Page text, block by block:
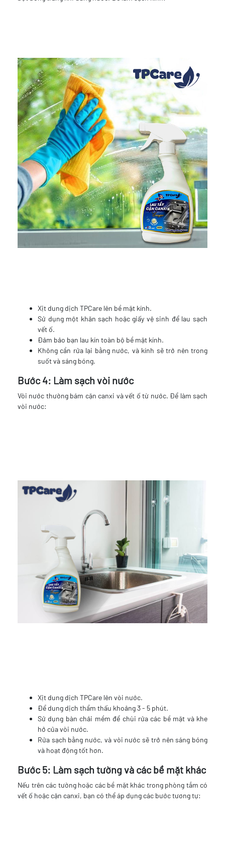
Xịt dung dịch TPCare lên bề mặt kính.
Sử dụng một khăn sạch hoặc giấy vệ sinh để lau sạch
vết ố.
Đảm bảo bạn lau kín toàn bộ bề mặt kính.
Không cần rửa lại bằng nước, và kính sẽ trở nên trong
suốt và sáng bóng.
Bước 4: Làm sạch vòi nước
Vòi nước thường bám cặn canxi và vết ố từ nước. Để làm sạch
vòi nước:
Xịt dung dịch TPCare lên vòi nước.
Để dung dịch thẩm thấu khoảng 3 - 5 phút.
Sử dụng bàn chải mềm để chùi rửa các bề mặt và khe
hở của vòi nước.
Rửa sạch bằng nước, và vòi nước sẽ trở nên sáng bóng
và hoạt động tốt hơn.
Bước 5: Làm sạch tường và các bề mặt khác
Nếu trên các tường hoặc các bề mặt khác trong phòng tắm có
vết ố hoặc cặn canxi, bạn có thể áp dụng các bước tương tự: